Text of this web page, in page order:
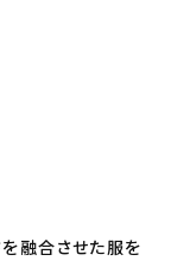
融合させた服を